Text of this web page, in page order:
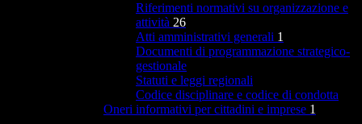
Riferimenti normativi su organizzazione e
attività 26
Atti amministrativi generali 1
Documenti di programmazione strategico-
gestionale
Statuti e leggi regionali
Codice disciplinare e codice di condotta
Oneri informativi per cittadini e imprese 1